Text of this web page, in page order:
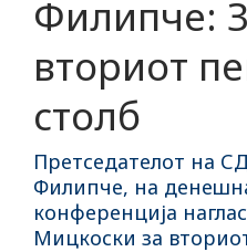
Филипче:
вториот
столб
Претседателот на
Филипче, на
конференција
Мицкоски за